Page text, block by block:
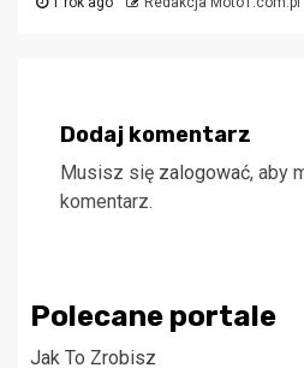
Dodaj komentarz
Musisz się zalogować, aby
komentarz.
Polecane portale
Jak To Zrobisz